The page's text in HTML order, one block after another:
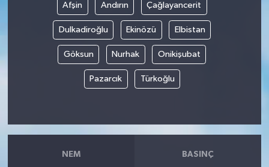
Afşin Andırın Çağlayancerit
Dulkadiroğlu Ekinözü Elbistan
Göksun Nurhak Onikişubat
Pazarcık Türkoğlu
NEM BASINÇ